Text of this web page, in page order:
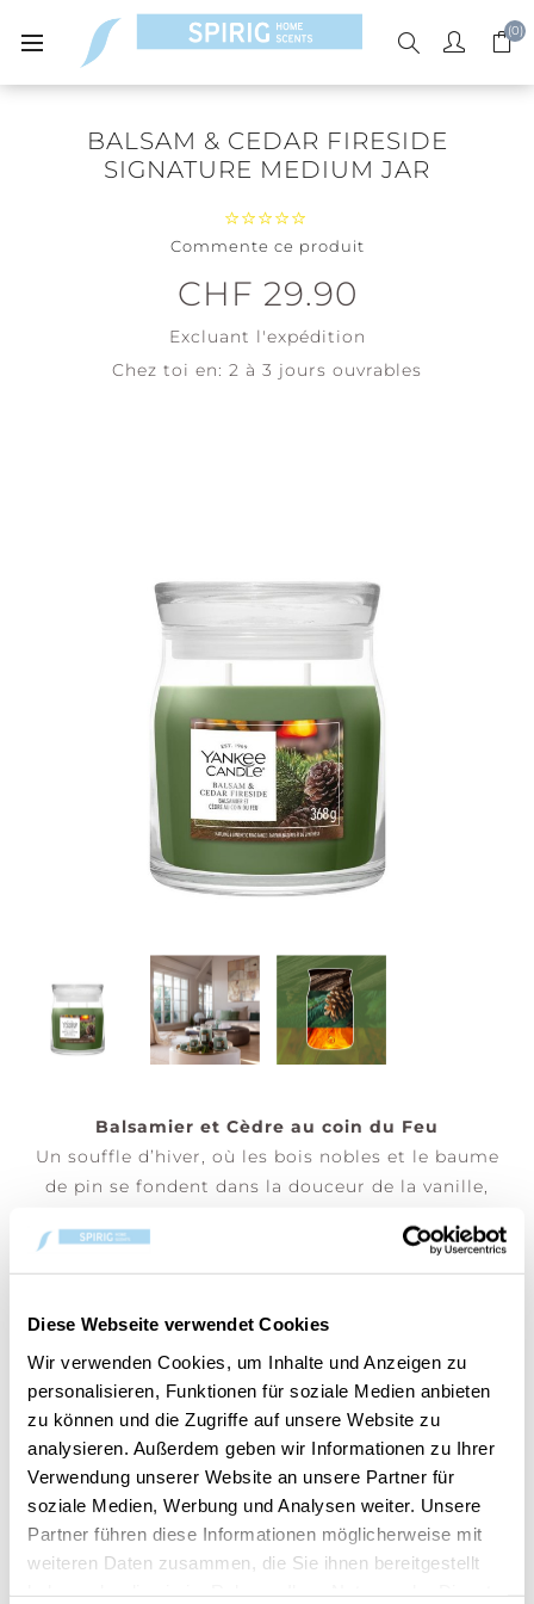
Diese Webseite verwendet Cookies
Wir verwenden Cookies, um Inhalte und Anzeigen zu
personalisieren, Funktionen für soziale Medien anbieten
zu können und die Zugriffe auf unsere Website zu
analysieren. Außerdem geben wir Informationen zu Ihrer
Verwendung unserer Website an unsere Partner für
soziale Medien, Werbung und Analysen weiter. Unsere
Partner führen diese Informationen möglicherweise mit
weiteren Daten zusammen, die Sie ihnen bereitgestellt
(0)
BALSAM & CEDAR FIRESIDE
SIGNATURE MEDIUM JAR
Commente ce produit
CHF 29.90
Excluant l'expédition
Chez toi en: 2 à 3 jours ouvrables
Balsamier et Cèdre au coin du Feu
Un souffle d’hiver, où les bois nobles et le baume
de pin se fondent dans la douceur de la vanille,
Bougie parfumée moyen jarre
(Prix par pièce)
AJOUTER AU PANIER
Numéro d'article: 10.00214.0003-1